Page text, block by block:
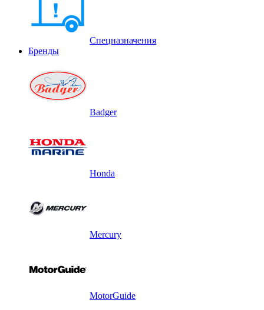
Спецназначения
Бренды
Badger
Honda
Mercury
MotorGuide